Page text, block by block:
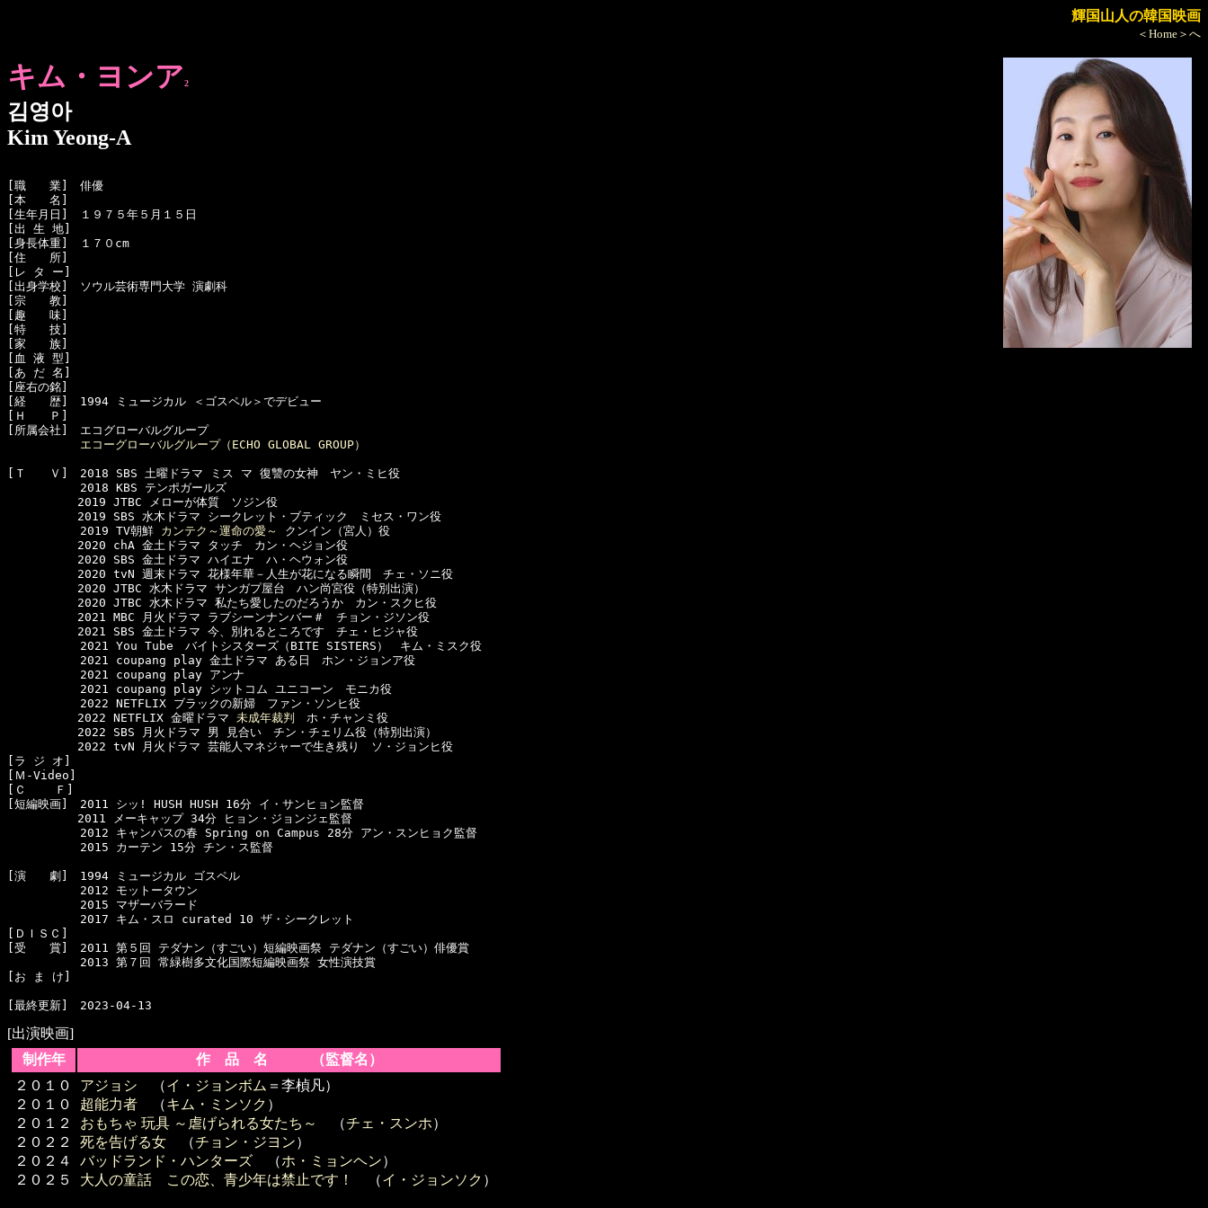
輝国山人の韓国映画
＜Home＞へ
キム・ヨンア2
김영아
Kim Yeong-A
[職　　業]　俳優
[本　　名]
[生年月日]　１９７５年５月１５日
[出 生 地]
[身長体重]　１７０cm
[住　　所]
[レ タ ー]
[出身学校]　ソウル芸術専門大学 演劇科
[宗　　教]
[趣　　味]
[特　　技]
[家　　族]
[血 液 型]
[あ だ 名]
[座右の銘]
[経　　歴]　1994 ミュージカル ＜ゴスペル＞でデビュー
[Ｈ　　Ｐ]
[所属会社]　エコグローバルグループ
エコーグローバルグループ（ECHO GLOBAL GROUP）
[Ｔ　　Ｖ]　2018 SBS 土曜ドラマ ミス マ 復讐の女神　ヤン・ミヒ役
  　　　　　2018 KBS テンポガールズ
2019 JTBC メローが体質　ソジン役
2019 SBS 水木ドラマ シークレット・ブティック　ミセス・ワン役
  　　　　　2019 TV朝鮮
カンテク～運命の愛～
クンイン（宮人）役
2020 chA 金土ドラマ タッチ　カン・ヘジョン役
2020 SBS 金土ドラマ ハイエナ　ハ・ヘウォン役
2020 tvN 週末ドラマ 花様年華－人生が花になる瞬間　チェ・ソニ役
2020 JTBC 水木ドラマ サンガプ屋台　ハン尚宮役（特別出演）
2020 JTBC 水木ドラマ 私たち愛したのだろうか　カン・スクヒ役
2021 MBC 月火ドラマ ラブシーンナンバー＃　チョン・ジソン役
2021 SBS 金土ドラマ 今、別れるところです　チェ・ヒジャ役
  　　　　　2021 You Tube　バイトシスターズ（BITE SISTERS）　キム・ミスク役
  　　　　　2021 coupang play 金土ドラマ ある日　ホン・ジョンア役
  　　　　　2021 coupang play アンナ
  　　　　　2021 coupang play シットコム ユニコーン　モニカ役
  　　　　　2022 NETFLIX ブラックの新婦　ファン・ソンヒ役
2022 NETFLIX 金曜ドラマ 未成年裁判
ホ・チャンミ役
2022 SBS 月火ドラマ 男 見合い　チン・チェリム役（特別出演）
2022 tvN 月火ドラマ 芸能人マネジャーで生き残り　ソ・ジョンヒ役
[ラ ジ オ]
[Ｍ-Video]
[Ｃ    Ｆ]
[短編映画]　2011 シッ! HUSH HUSH 16分 イ・サンヒョン監督
2011 メーキャップ 34分 ヒョン・ジョンジェ監督
  　　　　　2012 キャンパスの春 Spring on Campus 28分 アン・スンヒョク監督
  　　　　　2015 カーテン 15分 チン・ス監督
[演　　劇]　1994 ミュージカル ゴスペル
  　　　　　2012 モットータウン
  　　　　　2015 マザーバラード
  　　　　　2017 キム・スロ curated 10 ザ・シークレット
[ＤＩＳＣ]
[受　　賞]　2011 第５回 テダナン（すごい）短編映画祭 テダナン（すごい）俳優賞
  　　　　　2013 第７回 常緑樹多文化国際短編映画祭 女性演技賞
[お ま け]
[出演映画]
制作年
作 品 名 （監督名）
２０１０
２０１０
２０１２
２０２２
２０２４
２０２５
アジョシ （イ・ジョンボム ＝李楨凡）
超能力者 （キム・ミンソク ）
おもちゃ 玩具 ～虐げられる女たち～
（チェ・スンホ）
死を告げる女 （チョン・ジヨン）
バッドランド・ハンターズ （ホ・ミョンヘン）
大人の童話 この恋、青少年は禁止です！
（イ・ジョンソク ）